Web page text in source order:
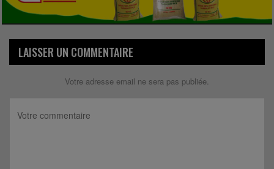
LAISSER UN COMMENTAIRE
Votre adresse email ne sera pas publiée.